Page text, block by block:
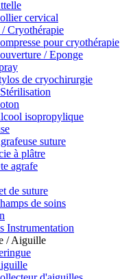
cervical
Cryothérapie
pour cryothérapie
/ Eponge
de cryochirurgie
isopropylique
suture
à plâtre
agrafe
de suture
de soins
Instrumentation
/ Aiguille